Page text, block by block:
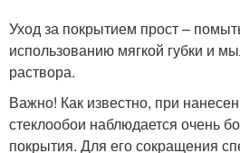
Уход за покрытием прост –
использованию мягкой губки и
раствора.
Важно! Как известно, при
стеклообои наблюдается очень
покрытия. Для его сокращения